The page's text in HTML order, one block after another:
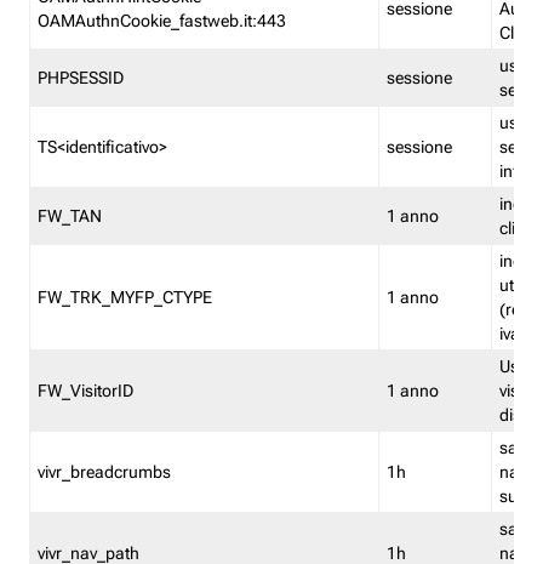
OAMAuthnCookie_fastweb.it:443
sessione
PHPSESSID sessione
TS<identificativo> sessione
FW_TAN 1 anno
FW_TRK_MYFP_CTYPE 1 anno
iva/
FW_VisitorID 1 anno
vivr_breadcrumbs 1h
salva
su
vivr_nav_path 1h
salva